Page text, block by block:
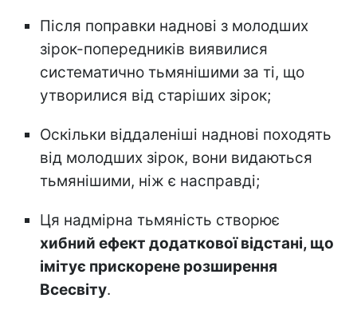
Після поправки наднові з молодших
зірок-попередників виявилися
систематично тьмянішими за ті, що
утворилися від старіших зірок;
Оскільки віддаленіші наднові походять
від молодших зірок, вони видаються
тьмянішими, ніж є насправді;
Ця надмірна тьмяність створює
хибний ефект додаткової відстані, що
імітує прискорене розширення
Всесвіту.